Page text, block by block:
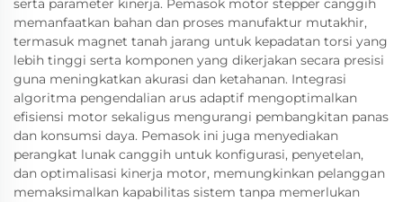
serta parameter kinerja. Pemasok motor stepper canggih
memanfaatkan bahan dan proses manufaktur mutakhir,
termasuk magnet tanah jarang untuk kepadatan torsi yang
lebih tinggi serta komponen yang dikerjakan secara presisi
guna meningkatkan akurasi dan ketahanan. Integrasi
algoritma pengendalian arus adaptif mengoptimalkan
efisiensi motor sekaligus mengurangi pembangkitan panas
dan konsumsi daya. Pemasok ini juga menyediakan
perangkat lunak canggih untuk konfigurasi, penyetelan,
dan optimalisasi kinerja motor, memungkinkan pelanggan
memaksimalkan kapabilitas sistem tanpa memerlukan